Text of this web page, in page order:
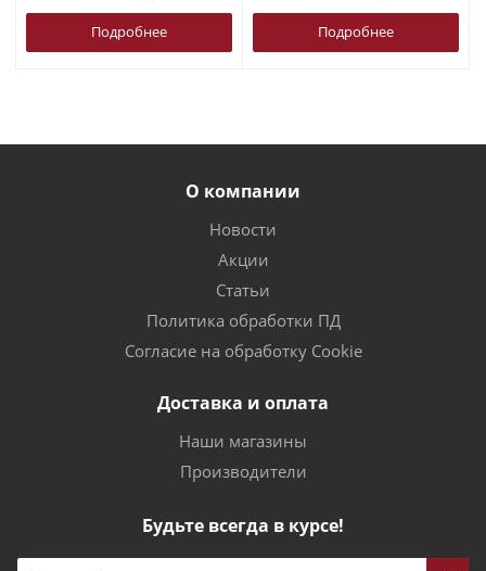
Подробнее Подробнее
О компании
Новости
Акции
Статьи
Политика обработки ПД
Согласие на обработку Cookie
Доставка и оплата
Наши магазины
Производители
Будьте всегда в курсе!